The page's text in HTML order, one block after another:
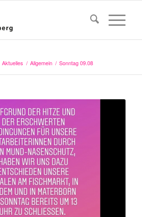
Aktuelles / Allgemein / Sonntag 09.08